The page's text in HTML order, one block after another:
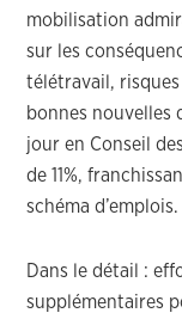
mobilisation
sur les
télétravail,
bonnes nouvelles
jour en Conseil
de 11%,
schéma d’emplois.
Dans le détail :
supplémentaires